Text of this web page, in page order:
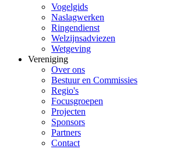
Vogelgids
Naslagwerken
Ringendienst
Welzijnsadviezen
Wetgeving
Vereniging
Over ons
Bestuur en Commissies
Regio's
Focusgroepen
Projecten
Sponsors
Partners
Contact